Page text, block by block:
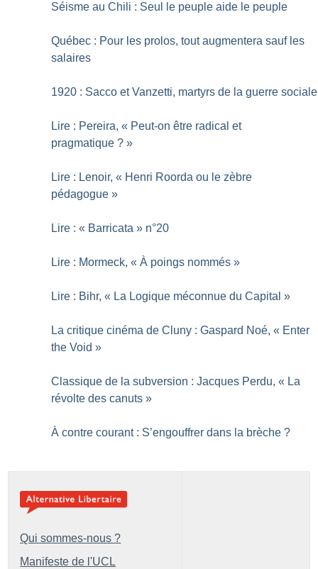
Séisme au Chili : Seul le peuple aide le peuple
Québec : Pour les prolos, tout augmentera sauf les
salaires
1920 : Sacco et Vanzetti, martyrs de la guerre sociale
Lire : Pereira, « Peut-on être radical et
pragmatique ? »
Lire : Lenoir, « Henri Roorda ou le zèbre
pédagogue »
Lire : « Barricata » n°20
Lire : Mormeck, « À poings nommés »
Lire : Bihr, « La Logique méconnue du Capital »
La critique cinéma de Cluny : Gaspard Noé, « Enter
the Void »
Classique de la subversion : Jacques Perdu, « La
révolte des canuts »
À contre courant : S’engouffrer dans la brèche ?
Qui sommes-nous ?
Manifeste de l'UCL